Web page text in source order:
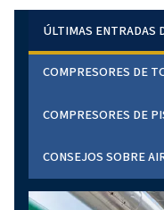
CALCULADORA